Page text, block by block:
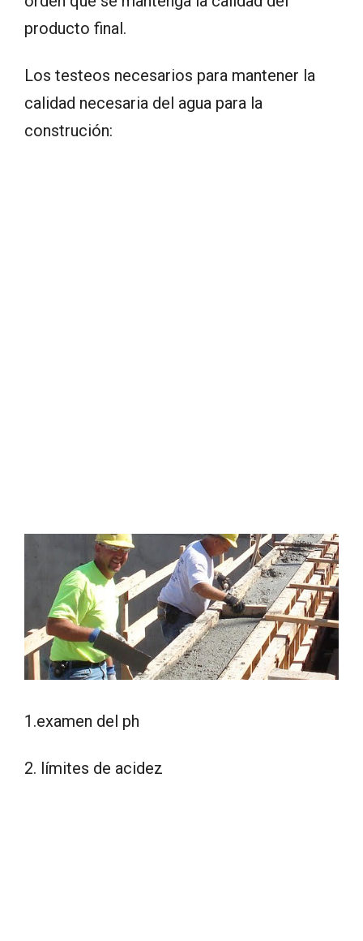
producto final.
Los testeos necesarios para mantener la
calidad necesaria del agua para la
construción:
1.examen del ph
2. límites de acidez